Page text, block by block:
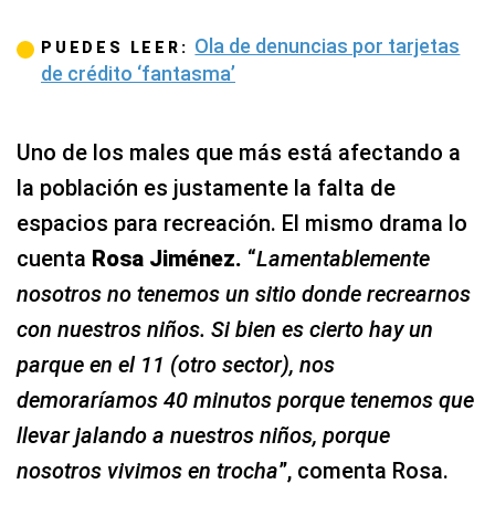
PUEDES LEER: Ola de denuncias por tarjetas
de crédito ‘fantasma’
Uno de los males que más está afectando a
la población es justamente la falta de
espacios para recreación. El mismo drama lo
cuenta Rosa Jiménez. “Lamentablemente
nosotros no tenemos un sitio donde recrearnos
con nuestros niños. Si bien es cierto hay un
parque en el 11 (otro sector), nos
demoraríamos 40 minutos porque tenemos que
llevar jalando a nuestros niños, porque
nosotros vivimos en trocha”, comenta Rosa.